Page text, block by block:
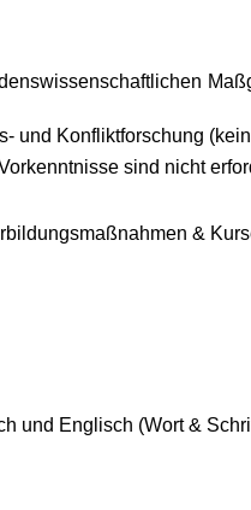
und Konfliktforschung
sind nicht
&
und Englisch (Wort &